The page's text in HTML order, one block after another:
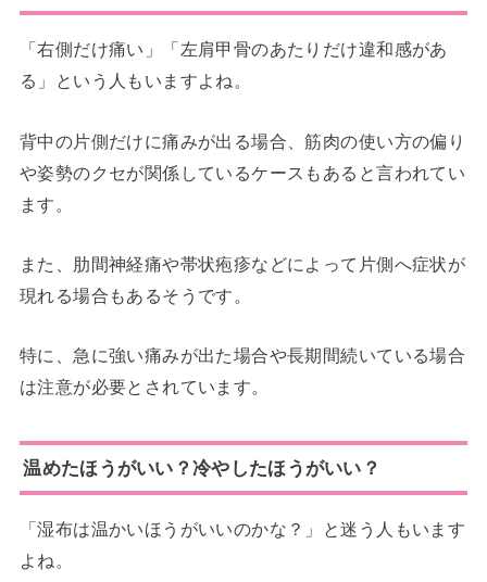
「右側だけ痛い」「左肩甲骨のあたりだけ違和感があ
る」という人もいますよね。
背中の片側だけに痛みが出る場合、筋肉の使い方の偏り
や姿勢のクセが関係しているケースもあると言われてい
ます。
また、肋間神経痛や帯状疱疹などによって片側へ症状が
現れる場合もあるそうです。
特に、急に強い痛みが出た場合や長期間続いている場合
は注意が必要とされています。
温めたほうがいい？冷やしたほうがいい？
「湿布は温かいほうがいいのかな？」と迷う人もいます
よね。